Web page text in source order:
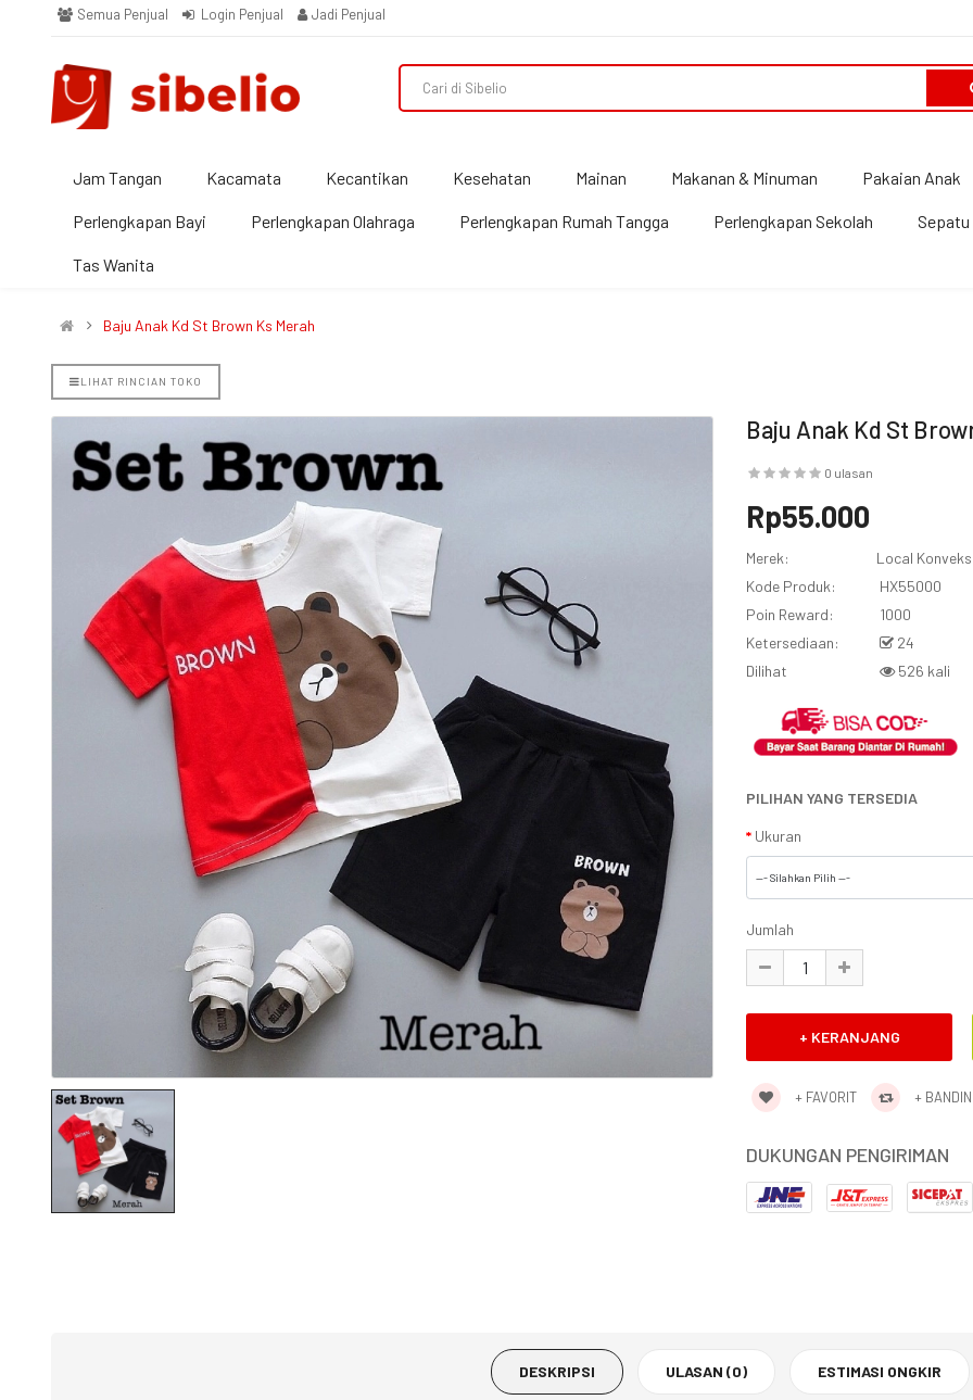
Semua Penjual Login Penjual Jadi Penjual
Jam Tangan Kacamata Kecantikan Kesehatan Mainan Makanan & Minuman Pakaian Anak
Perlengkapan Bayi Perlengkapan Olahraga Perlengkapan Rumah Tangga Perlengkapan Sekolah
Tas Wanita
Baju Anak Kd St Brown Ks Merah
LIHAT RINCIAN TOKO
Baju Anak Kd St
0 ulasan
Rp55.000
Merek:
Local
Kode Produk:
HX55000
Poin Reward:
1000
Ketersediaan:
24
Dilihat
526 kali
PILIHAN YANG TERSEDIA
Ukuran
Jumlah
+ FAVORIT +
DUKUNGAN PENGIRIMAN
DESKRIPSI ULASAN (0) ESTIMASI ONGKIR